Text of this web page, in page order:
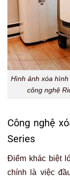
Hình ảnh xóa
công nghệ
Công nghệ
Series
Điểm khác biệt
chính là việc